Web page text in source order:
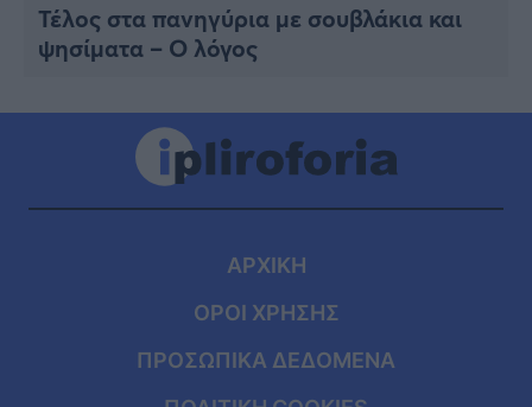
Τέλος στα πανηγύρια με σουβλάκια και
ψησίματα – Ο λόγος
ΑΡΧΙΚΗ
ΟΡΟΙ ΧΡΗΣΗΣ
ΠΡΟΣΩΠΙΚΑ ΔΕΔΟΜΕΝΑ